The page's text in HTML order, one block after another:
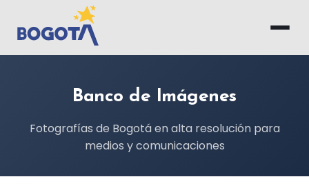
Saltar al contenido principal
Banco de Imágenes
Fotografías de Bogotá en alta resolución para
medios y comunicaciones